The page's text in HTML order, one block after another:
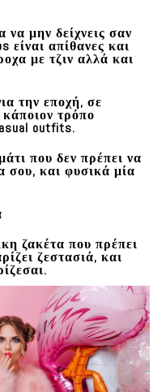
μην δείχνεις σαν
είναι απίθανες και
με τζιν αλλά και
την εποχή, σε
τρόπο
outfits.
που δεν πρέπει να
σου, και φυσικά μία
ζακέτα που πρέπει
ζεστασιά, και